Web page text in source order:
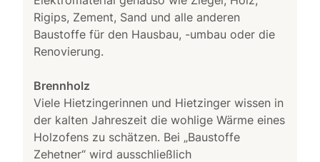
Rigips, Zement, Sand und alle anderen
Baustoffe für den Hausbau, -umbau oder die
Renovierung.
Brennholz
Viele Hietzingerinnen und Hietzinger wissen in
der kalten Jahreszeit die wohlige Wärme eines
Holzofens zu schätzen. Bei „Baustoffe
Zehetner“ wird ausschließlich